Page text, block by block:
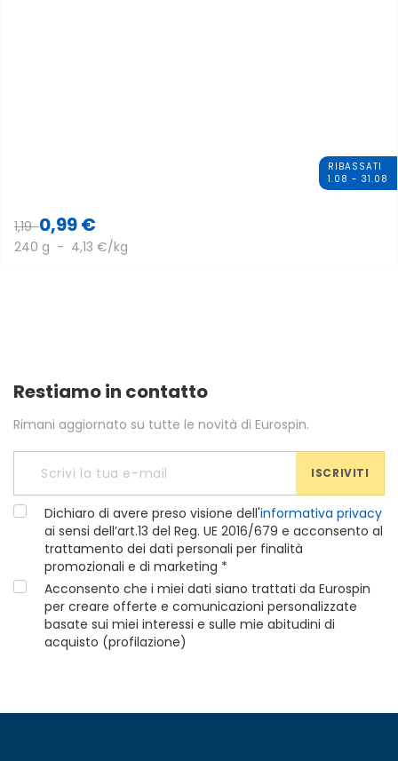
RIBASSATI
1.08 - 31.08
1,190,99 €
240 g - 4,13 €/kg
Restiamo in contatto
Rimani aggiornato su tutte le novità di Eurospin.
ISCRIVITI
Dichiaro di avere preso visione dell'informativa privacy
ai sensi dell’art.13 del Reg. UE 2016/679 e acconsento al
trattamento dei dati personali per finalità
promozionali e di marketing *
Acconsento che i miei dati siano trattati da Eurospin
per creare offerte e comunicazioni personalizzate
basate sui miei interessi e sulle mie abitudini di
acquisto (profilazione)